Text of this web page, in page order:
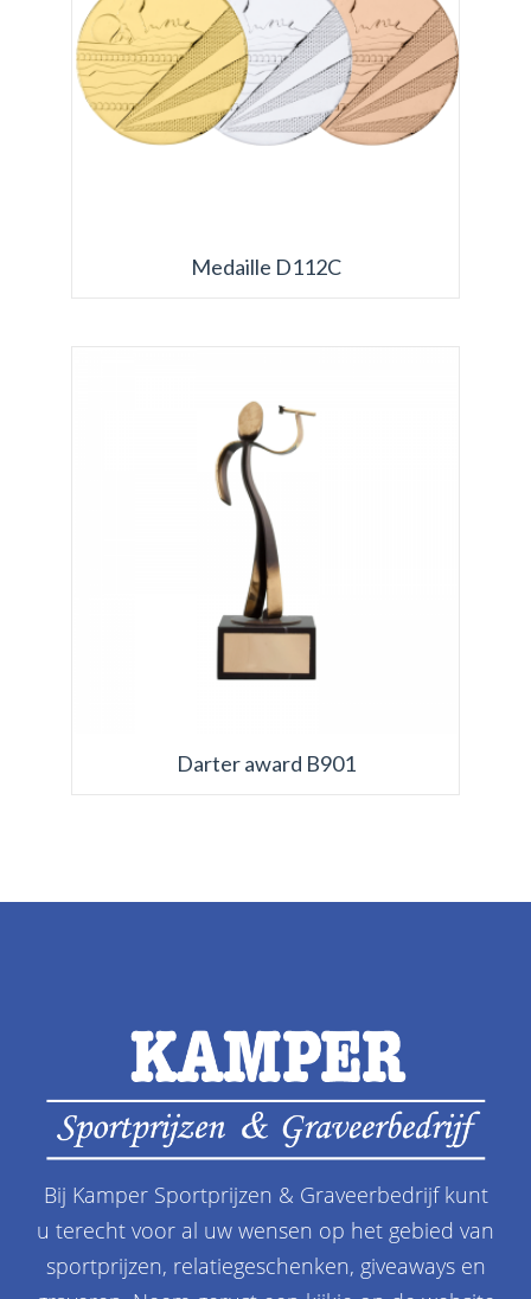
Medaille D112C
Darter award B901
Bij Kamper Sportprijzen & Graveerbedrijf kunt
u terecht voor al uw wensen op het gebied van
sportprijzen, relatiegeschenken, giveaways en